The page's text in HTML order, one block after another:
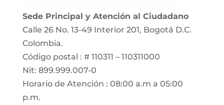
Sede Principal y Atención al Ciudadano
Calle 26 No. 13-49 Interior 201, Bogotá D.C.
Colombia.
Código postal : # 110311 – 110311000
Nit: 899.999.007-0
Horario de Atención : 08:00 a.m a 05:00
p.m.